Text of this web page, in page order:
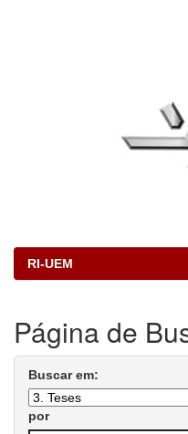
RI-UEM
Página de
Buscar em:
por